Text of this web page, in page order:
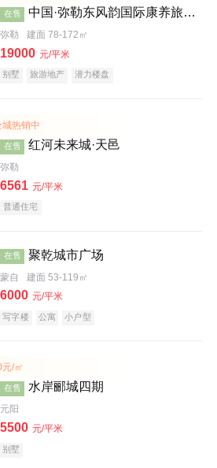
在售 中国·弥勒东风韵国际康养旅游度假区沐心谷
弥勒 建面 78-172㎡
19000 元/平米
别墅 旅游地产 潜力楼盘
城热销中
在售 红河未来城·天邑
弥勒
6561 元/平米
普通住宅
在售 聚乾城市广场
蒙自 建面 53-119㎡
6000 元/平米
写字楼 公寓 小户型
/㎡
在售 水岸郦城四期
元阳
5500 元/平米
别墅